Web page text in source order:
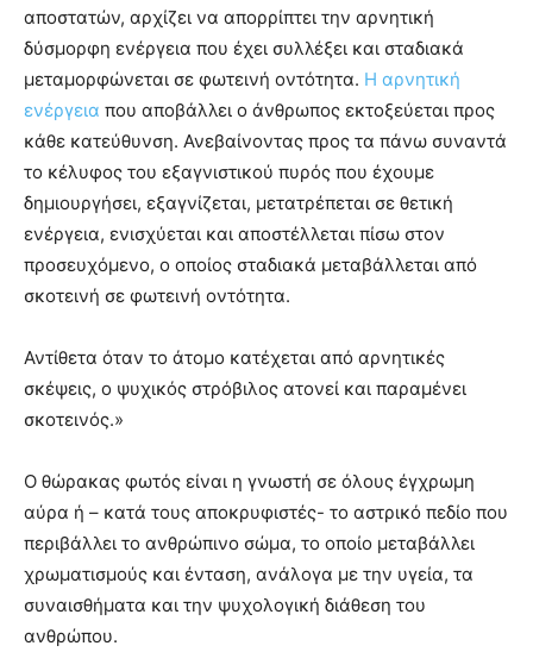
αποστατών, αρχίζει να απορρίπτει την αρνητική
δύσμορφη ενέργεια που έχει συλλέξει και σταδιακά
μεταμορφώνεται σε φωτεινή οντότητα. Η αρνητική
ενέργεια που αποβάλλει ο άνθρωπος εκτοξεύεται προς
κάθε κατεύθυνση. Ανεβαίνοντας προς τα πάνω συναντά
το κέλυφος του εξαγνιστικού πυρός που έχουμε
δημιουργήσει, εξαγνίζεται, μετατρέπεται σε θετική
ενέργεια, ενισχύεται και αποστέλλεται πίσω στον
προσευχόμενο, ο οποίος σταδιακά μεταβάλλεται από
σκοτεινή σε φωτεινή οντότητα.
Αντίθετα όταν το άτομο κατέχεται από αρνητικές
σκέψεις, ο ψυχικός στρόβιλος ατονεί και παραμένει
σκοτεινός.»
Ο θώρακας φωτός είναι η γνωστή σε όλους έγχρωμη
αύρα ή – κατά τους αποκρυφιστές- το αστρικό πεδίο που
περιβάλλει το ανθρώπινο σώμα, το οποίο μεταβάλλει
χρωματισμούς και ένταση, ανάλογα με την υγεία, τα
συναισθήματα και την ψυχολογική διάθεση του
ανθρώπου.